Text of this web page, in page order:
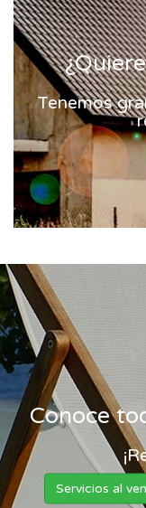
Tenemos
Conoce
Servicios al